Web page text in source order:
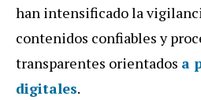
han intensificado la
contenidos confiables y
transparentes orientados a
digitales.